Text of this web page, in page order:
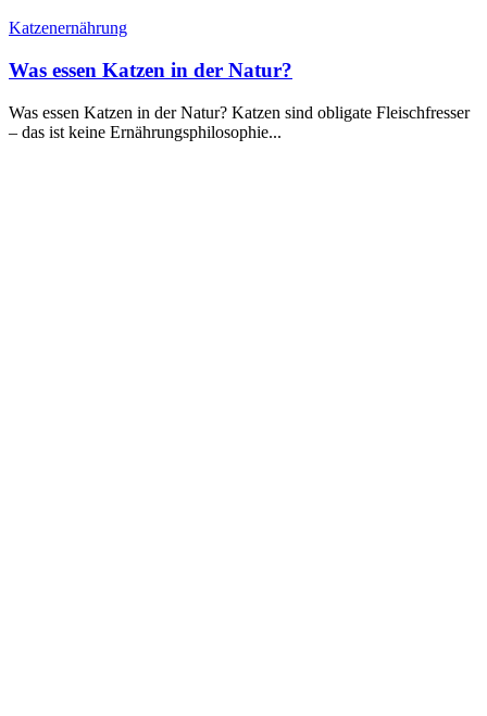
Katzenernährung
Was essen Katzen in der Natur?
Was essen Katzen in der Natur? Katzen sind obligate Fleischfresser
– das ist keine Ernährungsphilosophie...